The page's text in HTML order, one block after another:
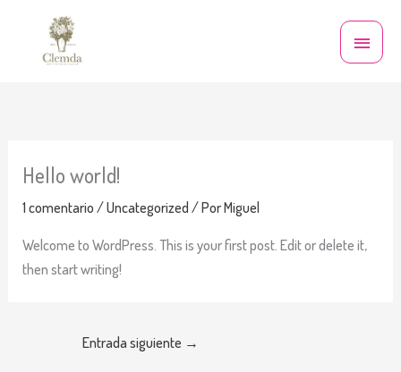
contenido
Menú
Hello world!
1 comentario /Uncategorized/ PorMiguel
Welcome to WordPress. This is your first post. Edit or delete it,
then start writing!
Entrada siguiente →